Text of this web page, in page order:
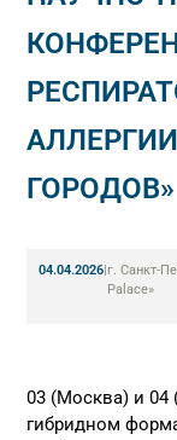
ГОРОДОВ»
04.04.2026|г. Санкт-
Palace»
03 (Москва) и 04
гибридном